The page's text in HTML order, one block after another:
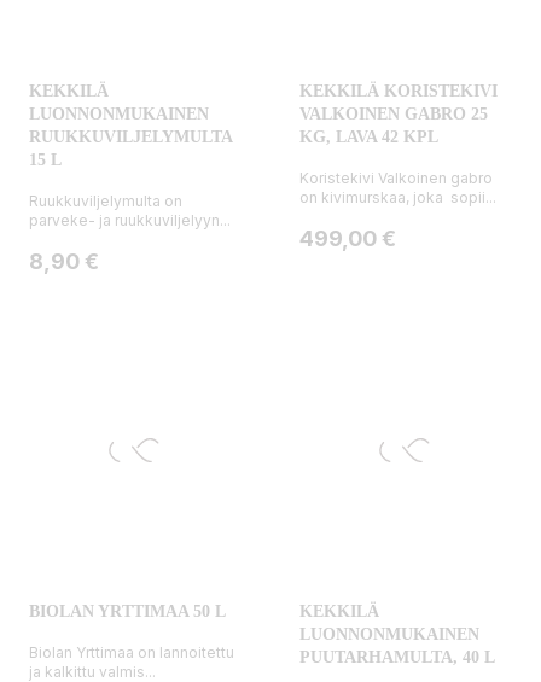
KEKKILÄ
LUONNONMUKAINEN
RUUKKUVILJELYMULTA
15 L
Ruukkuviljelymulta on
parveke- ja ruukkuviljelyyn...
Hinta
8,90 €
KEKKILÄ KORISTEKIVI
VALKOINEN GABRO 25
KG, LAVA 42 KPL
Koristekivi Valkoinen gabro
on kivimurskaa, joka sopii...
Hinta
499,00 €
BIOLAN YRTTIMAA 50 L
Biolan Yrttimaa on lannoitettu
ja kalkittu valmis...
KEKKILÄ
LUONNONMUKAINEN
PUUTARHAMULTA, 40 L